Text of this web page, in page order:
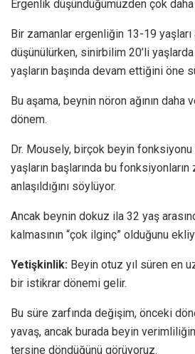
Ergenlik düşündüğümüzden çok
Bir zamanlar ergenliğin 13-19 yaşları
düşünülürken, sinirbilim 20’li
yaşların başında devam ettiğini öne
Bu aşama, beynin nöron ağının
dönem.
Dr. Mousely, birçok beyin
yaşların başlarında bu fonksiyonların
anlaşıldığını söylüyor.
Ancak beynin dokuz ila 32 yaş
kalmasının “çok ilginç” olduğunu
Yetişkinlik: Beyin otuz yıl süren en
bir istikrar dönemi gelir.
Bu süre zarfında değişim, önceki
yavaş, ancak burada beyin
tersine döndüğünü görüyoruz.